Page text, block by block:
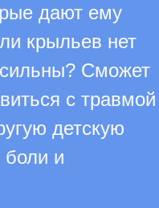
любовью!
дают ему
крыльев нет
Сможет
с травмой
детскую
боли и